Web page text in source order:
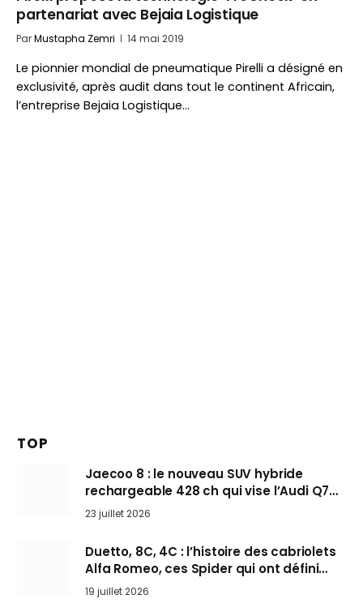
partenariat avec Bejaia Logistique
ParMustapha Zemri 14 mai 2019
Le pionnier mondial de pneumatique Pirelli a désigné en
exclusivité, après audit dans tout le continent Africain,
l’entreprise Bejaia Logistique…
TOP
Jaecoo 8 : le nouveau SUV hybride
rechargeable 428 ch qui vise l’Audi Q7
arrive en Europe cet automne
23 juillet 2026
Duetto, 8C, 4C : l’histoire des cabriolets
Alfa Romeo, ces Spider qui ont défini
l’art de rouler cheveux au vent
19 juillet 2026